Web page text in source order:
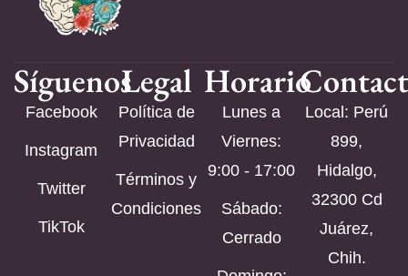
Síguenos
Facebook
Instagram
Twitter
TikTok
Legal
Política de
Privacidad
Términos y
Condiciones
Horario
Lunes a
Viernes:
9:00 - 17:00
Sábado:
Cerrado
Local: Perú
899,
Hidalgo,
32300 Cd
Juárez,
Chih.